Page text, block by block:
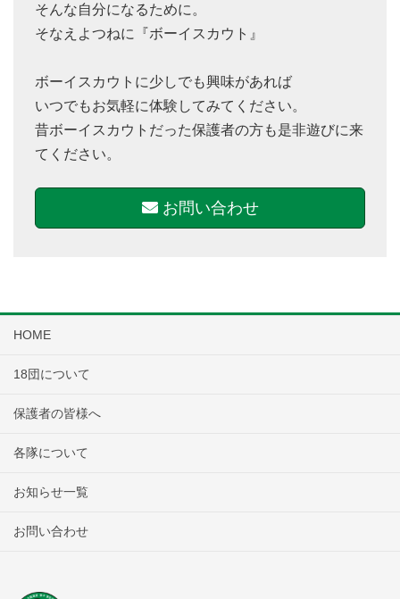
そんな自分になるために。
そなえよつねに『ボーイスカウト』
ボーイスカウトに少しでも興味があれば
いつでもお気軽に体験してみてください。
昔ボーイスカウトだった保護者の方も是非遊びに来
てください。
お問い合わせ
HOME
18団について
保護者の皆様へ
各隊について
お知らせ一覧
お問い合わせ